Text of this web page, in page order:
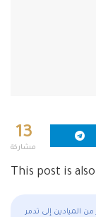
13
مشاركة
This post is
الميادين إلى تدمر